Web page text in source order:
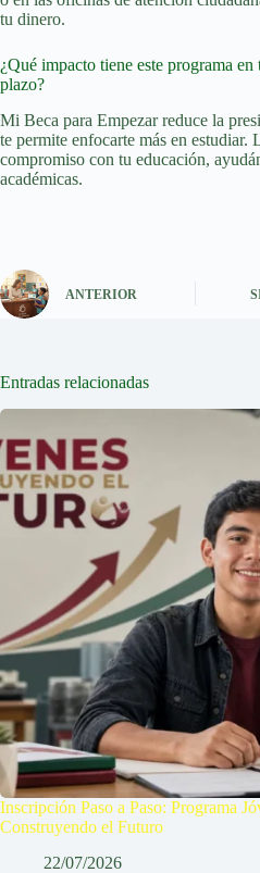
tu dinero.
¿Qué impacto tiene este programa
plazo?
Mi Beca para Empezar reduce la
te permite enfocarte más en
compromiso con tu educación,
académicas.
ANTERIOR
Entradas relacionadas
Inscripción Paso a Paso: Programa
Construyendo el Futuro
22/07/2026